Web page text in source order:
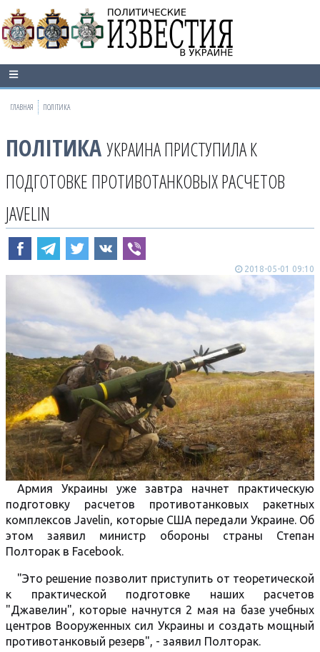
ГЛАВНАЯ ПОЛІТИКА
ПОЛІТИКА УКРАИНА ПРИСТУПИЛА К
ПОДГОТОВКЕ ПРОТИВОТАНКОВЫХ РАСЧЕТОВ
JAVELIN
2018-05-01 09:10
Армия Украины уже завтра начнет практическую
подготовку расчетов противотанковых ракетных
комплексов Javelin, которые США передали Украине. Об
этом заявил министр обороны страны Степан
Полторак в Facebook.
"Это решение позволит приступить от теоретической
к практической подготовке наших расчетов
"Джавелин", которые начнутся 2 мая на базе учебных
центров Вооруженных сил Украины и создать мощный
противотанковый резерв", - заявил Полторак.